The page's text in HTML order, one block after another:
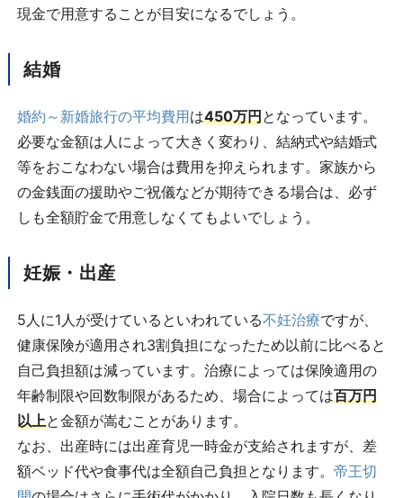
現金で用意することが目安になるでしょう。
結婚
婚約～新婚旅行の平均費用は450万円となっています。
必要な金額は人によって大きく変わり、結納式や結婚式
等をおこなわない場合は費用を抑えられます。家族から
の金銭面の援助やご祝儀などが期待できる場合は、必ず
しも全額貯金で用意しなくてもよいでしょう。
妊娠・出産
5人に1人が受けているといわれている不妊治療ですが、
健康保険が適用され3割負担になったため以前に比べると
自己負担額は減っています。治療によっては保険適用の
年齢制限や回数制限があるため、場合によっては百万円
以上と金額が嵩むことがあります。
なお、出産時には出産育児一時金が支給されますが、差
額ベッド代や食事代は全額自己負担となります。 帝王切